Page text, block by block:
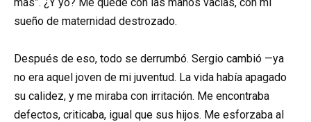
sueño de maternidad destrozado.
Después de eso, todo se derrumbó. Sergio cambió —ya
no era aquel joven de mi juventud. La vida había apagado
su calidez, y me miraba con irritación. Me encontraba
defectos, criticaba, igual que sus hijos. Me esforzaba al